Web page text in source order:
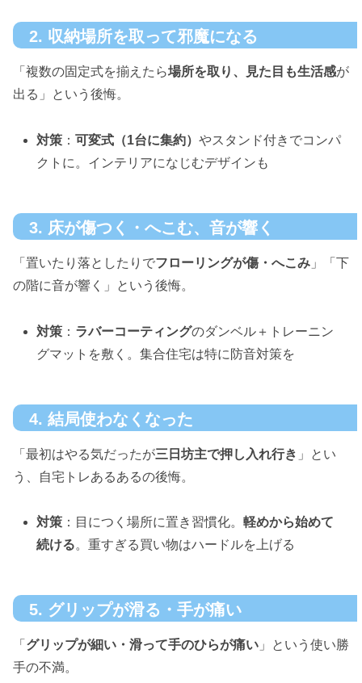
2. 収納場所を取って邪魔になる
「複数の固定式を揃えたら場所を取り、見た目も生活感が
出る」という後悔。
対策 ：可変式（1台に集約）やスタンド付きでコンパ
クトに。インテリアになじむデザインも
3. 床が傷つく・へこむ、音が響く
「置いたり落としたりでフローリングが傷・へこみ 」「下
の階に音が響く」という後悔。
対策 ： ラバーコーティングのダンベル＋トレーニン
グマットを敷く。集合住宅は特に防音対策を
4. 結局使わなくなった
「最初はやる気だったが三日坊主で押し入れ行き 」とい
う、自宅トレあるあるの後悔。
対策 ：目につく場所に置き習慣化。軽めから始めて
続ける。重すぎる買い物はハードルを上げる
5. グリップが滑る・手が痛い
「 グリップが細い・滑って手のひらが痛い 」という使い勝
手の不満。